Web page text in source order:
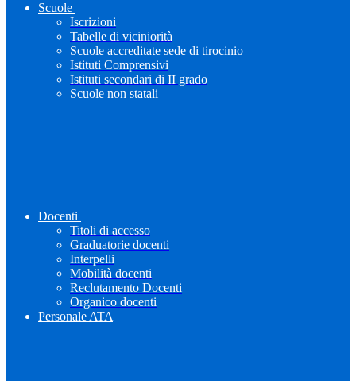
Scuole
Iscrizioni
Tabelle di viciniorità
Scuole accreditate sede di tirocinio
Istituti Comprensivi
Istituti secondari di II grado
Scuole non statali
Docenti
Titoli di accesso
Graduatorie docenti
Interpelli
Mobilità docenti
Reclutamento Docenti
Organico docenti
Personale ATA